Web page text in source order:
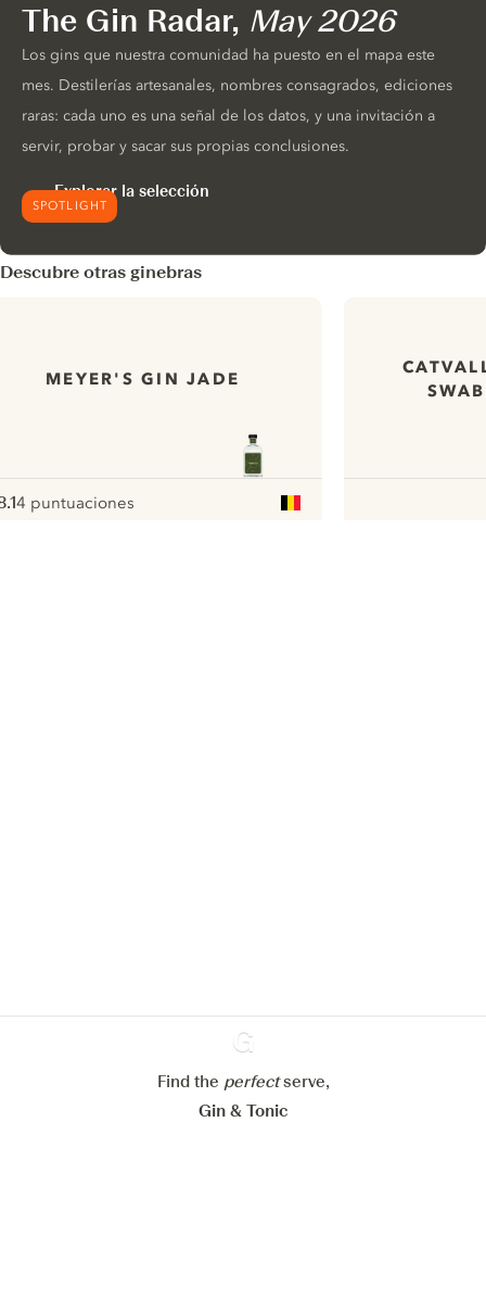
SPOTLIGHT
The Gin Radar, May 2026
Los gins que nuestra comunidad ha puesto en el mapa este
mes. Destilerías artesanales, nombres consagrados, ediciones
raras: cada uno es una señal de los datos, y una invitación a
servir, probar y sacar sus propias conclusiones.
Explorar la selección
Descubre otras ginebras
MEYER'S GIN JADE
:
pour
4 puntuaciones
Ginventory
Find the perfectserve,
Gin & Tonic
Paramétrer mes cookies